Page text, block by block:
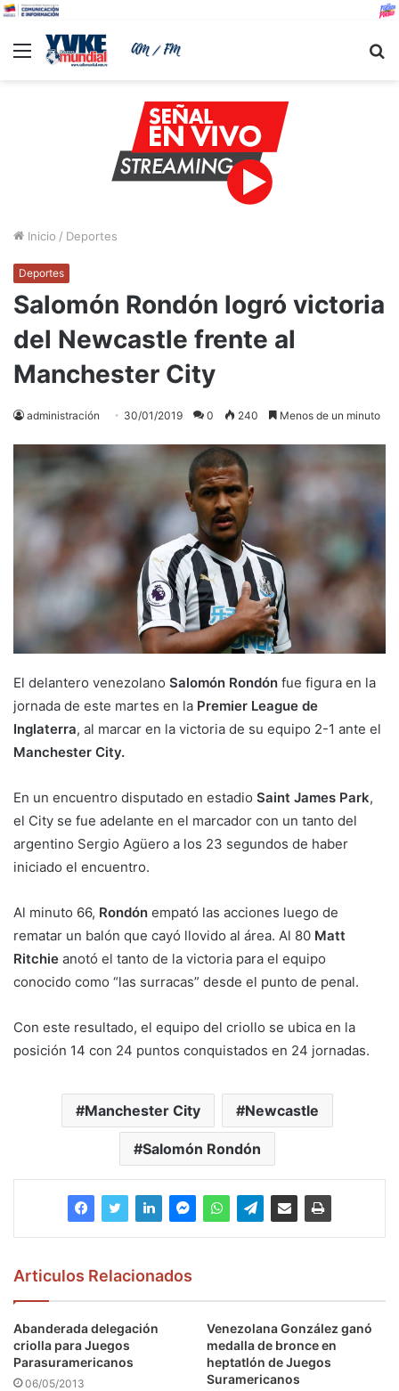
Menu
Inicio / Deportes
Deportes
Salomón Rondón logró victoria
del Newcastle frente al
Manchester City
administración 30/01/2019 0 240 Menos de un minuto
El delantero venezolano Salomón Rondón fue figura en la
jornada de este martes en la Premier League de
Inglaterra, al marcar en la victoria de su equipo 2-1 ante el
Manchester City.
En un encuentro disputado en estadio Saint James Park,
el City se fue adelante en el marcador con un tanto del
argentino Sergio Agüero a los 23 segundos de haber
iniciado el encuentro.
Al minuto 66, Rondón empató las acciones luego de
rematar un balón que cayó llovido al área. Al 80 Matt
Ritchie anotó el tanto de la victoria para el equipo
conocido como “las surracas” desde el punto de penal.
Con este resultado, el equipo del criollo se ubica en la
posición 14 con 24 puntos conquistados en 24 jornadas.
Manchester City Newcastle
Salomón Rondón
Articulos Relacionados
Abanderada delegación
criolla para Juegos
Parasuramericanos
06/05/2013
Venezolana González ganó
medalla de bronce en
heptatlón de Juegos
Suramericanos